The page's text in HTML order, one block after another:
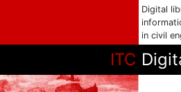
Digital
in civil
ITC